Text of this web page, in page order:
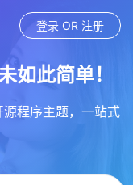
登录 OR 注册
如此简单！
程序主题，一站式